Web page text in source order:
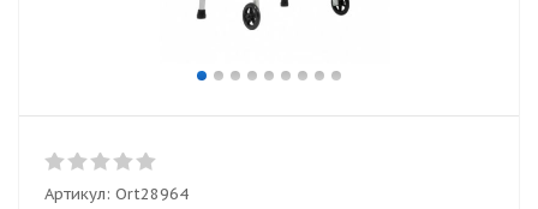
Артикул: Ort28964